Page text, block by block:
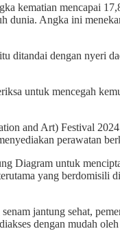
kematian mencapai
Angka ini
dengan nyeri
untuk mencegah
and Art) Festival
perawatan
Diagram untuk
yang berdomisili
jantung sehat,
dengan mudah